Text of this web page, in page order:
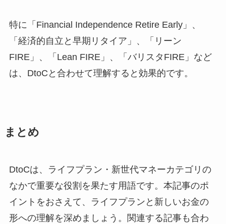
特に「Financial Independence Retire Early」、
「経済的自立と早期リタイア」、「リーン
FIRE」、「Lean FIRE」、「バリスタFIRE」など
は、DtoCと合わせて理解すると効果的です。
まとめ
DtoCは、ライフプラン・新世代マネーカテゴリの
なかで重要な役割を果たす用語です。本記事のポ
イントをおさえて、ライフプランと新しいお金の
形への理解を深めましょう。関連する記事も合わ